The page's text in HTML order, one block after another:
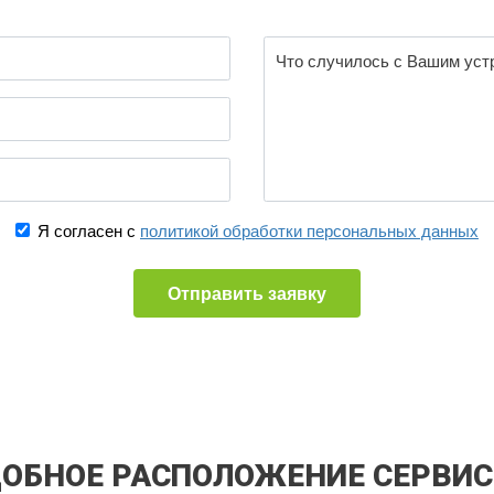
Я согласен с политикой обработки персональных данных
Отправить заявку
РАСПОЛОЖЕНИЕ